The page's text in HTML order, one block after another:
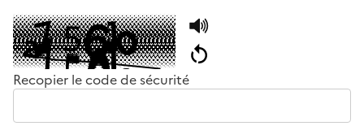
Recopier le code de sécurité